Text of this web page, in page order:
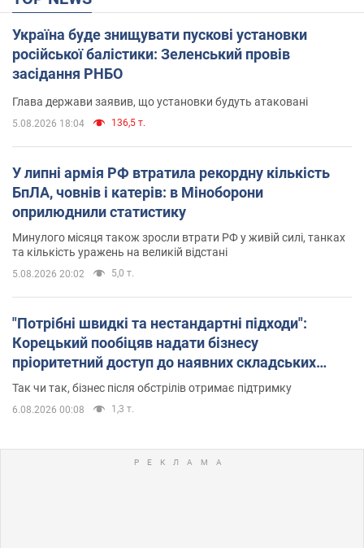
Україна буде знищувати пускові установки
російської балістики: Зеленський провів
засідання РНБО
Глава держави заявив, що установки будуть атаковані
5.08.2026 18:04 136,5 т.
У липні армія РФ втратила рекордну кількість
БпЛА, човнів і катерів: в Міноборони
оприлюднили статистику
Минулого місяця також зросли втрати РФ у живій силі, танках
та кількість уражень на великій відстані
5.08.2026 20:02 5,0 т.
"Потрібні швидкі та нестандартні підходи":
Корецький пообіцяв надати бізнесу
пріоритетний доступ до наявних складських
приміщень
Так чи так, бізнес після обстрілів отримає підтримку
6.08.2026 00:08 1,3 т.